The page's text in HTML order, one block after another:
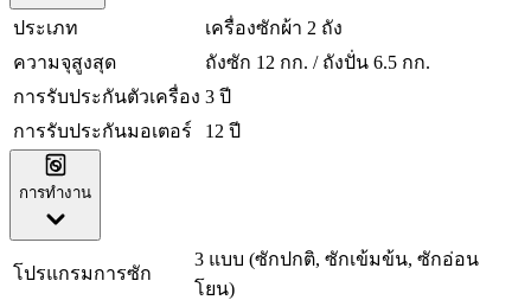
ประเภท
เครื่องซักผ้า 2 ถัง
ความจุสูงสุด
ถังซัก 12 กก. / ถังปั่น 6.5 กก.
การรับประกันตัวเครื่อง 3 ปี
การรับประกันมอเตอร์
12 ปี
การทำงาน
โปรแกรมการซัก
3 แบบ (ซักปกติ, ซักเข้มข้น, ซักอ่อน
โยน)